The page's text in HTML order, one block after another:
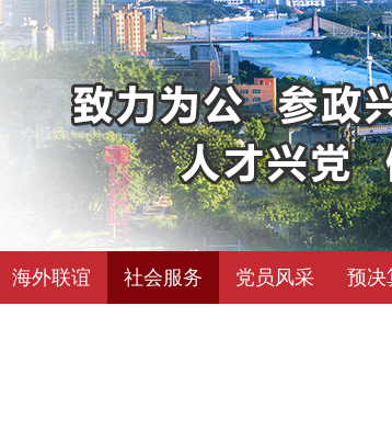
海外联谊 社会服务 党员风采 预决